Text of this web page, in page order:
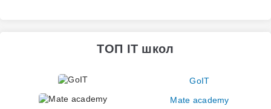
ТОП IT школ
GoIT
Mate academy